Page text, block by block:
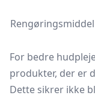
Rengøringsmiddel
For bedre
produkter, der er
Dette sikrer ikke